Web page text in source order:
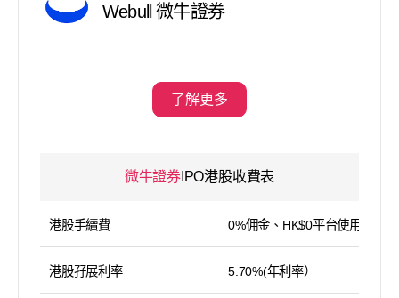
Webull 微牛證券
了解更多
微牛證券IPO港股收費表
港股手續費 0%佣金、HK$0平台使用費
港股孖展利率 5.70%(年利率）